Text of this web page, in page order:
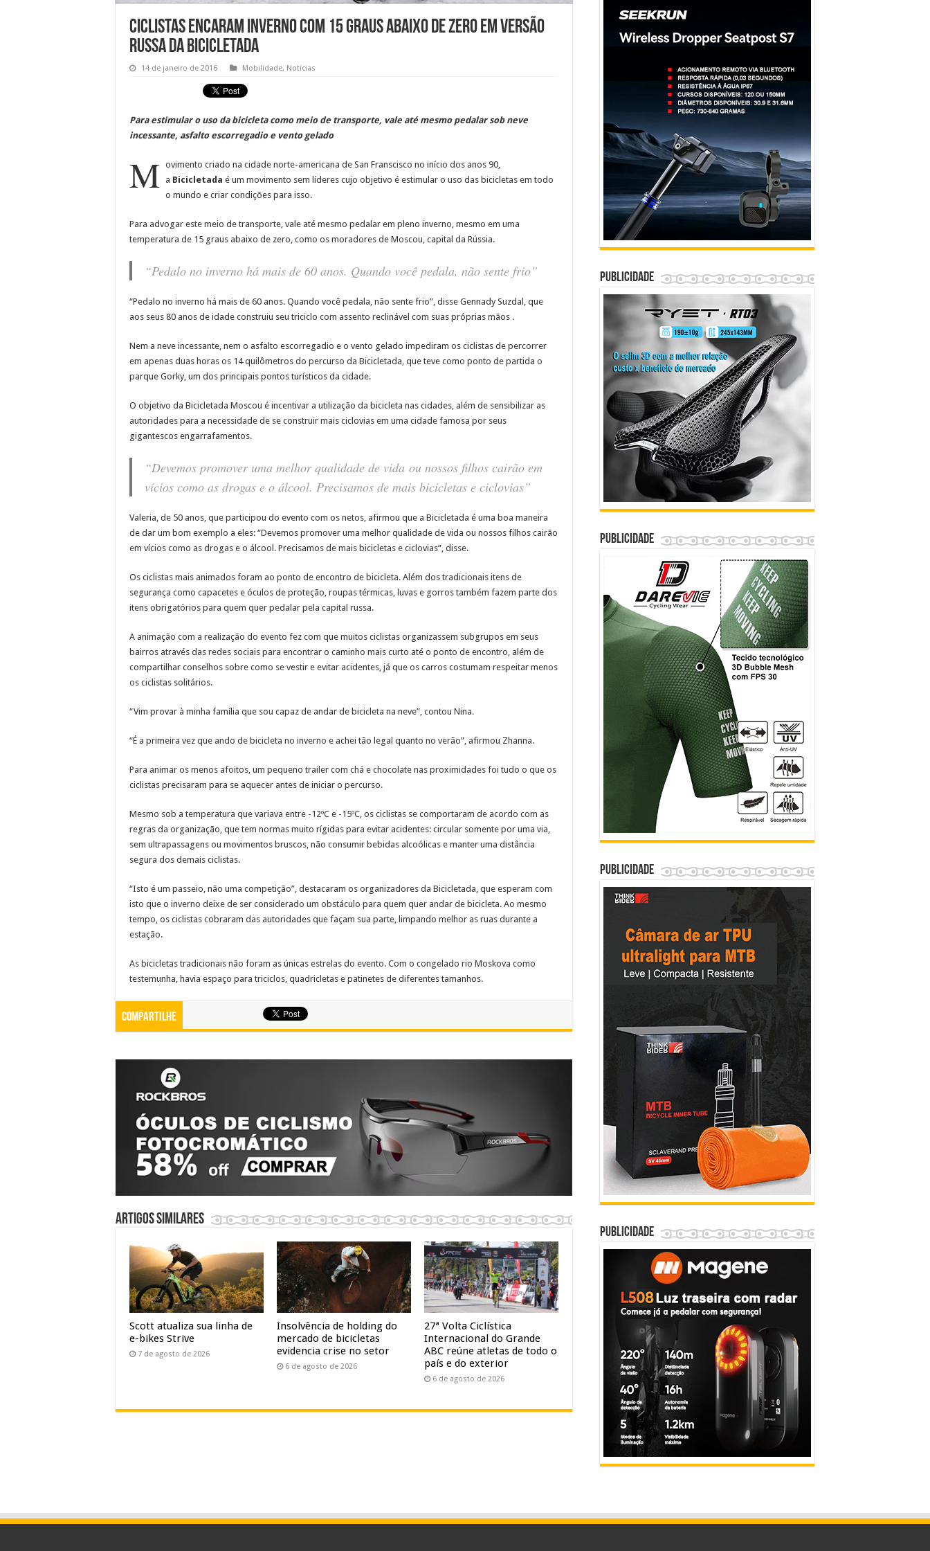
Ciclistas encaram inverno com 15 graus abaixo de zero em versão
russa da Bicicletada
14 de janeiro de 2016 Mobilidade, Notícias
Para estimular o uso da bicicleta como meio de transporte, vale até mesmo pedalar sob neve
incessante, asfalto escorregadio e vento gelado
M ovimento criado na cidade norte-americana de San Franscisco no início dos anos 90,
a Bicicletada é um movimento sem líderes cujo objetivo é estimular o uso das bicicletas em todo
o mundo e criar condições para isso.
Para advogar este meio de transporte, vale até mesmo pedalar em pleno inverno, mesmo em uma
temperatura de 15 graus abaixo de zero, como os moradores de Moscou, capital da Rússia.
“Pedalo no inverno há mais de 60 anos. Quando você pedala, não sente frio”
“Pedalo no inverno há mais de 60 anos. Quando você pedala, não sente frio”, disse Gennady Suzdal, que
aos seus 80 anos de idade construiu seu triciclo com assento reclinável com suas próprias mãos .
Nem a neve incessante, nem o asfalto escorregadio e o vento gelado impediram os ciclistas de percorrer
em apenas duas horas os 14 quilômetros do percurso da Bicicletada, que teve como ponto de partida o
parque Gorky, um dos principais pontos turísticos da cidade.
O objetivo da Bicicletada Moscou é incentivar a utilização da bicicleta nas cidades, além de sensibilizar as
autoridades para a necessidade de se construir mais ciclovias em uma cidade famosa por seus
gigantescos engarrafamentos.
“Devemos promover uma melhor qualidade de vida ou nossos filhos cairão em
vícios como as drogas e o álcool. Precisamos de mais bicicletas e ciclovias”
Valeria, de 50 anos, que participou do evento com os netos, afirmou que a Bicicletada é uma boa maneira
de dar um bom exemplo a eles: “Devemos promover uma melhor qualidade de vida ou nossos filhos cairão
em vícios como as drogas e o álcool. Precisamos de mais bicicletas e ciclovias”, disse.
Os ciclistas mais animados foram ao ponto de encontro de bicicleta. Além dos tradicionais itens de
segurança como capacetes e óculos de proteção, roupas térmicas, luvas e gorros também fazem parte dos
itens obrigatórios para quem quer pedalar pela capital russa.
A animação com a realização do evento fez com que muitos ciclistas organizassem subgrupos em seus
bairros através das redes sociais para encontrar o caminho mais curto até o ponto de encontro, além de
compartilhar conselhos sobre como se vestir e evitar acidentes, já que os carros costumam respeitar menos
os ciclistas solitários.
“Vim provar à minha família que sou capaz de andar de bicicleta na neve”, contou Nina.
“É a primeira vez que ando de bicicleta no inverno e achei tão legal quanto no verão”, afirmou Zhanna.
Para animar os menos afoitos, um pequeno trailer com chá e chocolate nas proximidades foi tudo o que os
ciclistas precisaram para se aquecer antes de iniciar o percurso.
Mesmo sob a temperatura que variava entre -12ºC e -15ºC, os ciclistas se comportaram de acordo com as
regras da organização, que tem normas muito rígidas para evitar acidentes: circular somente por uma via,
sem ultrapassagens ou movimentos bruscos, não consumir bebidas alcoólicas e manter uma distância
segura dos demais ciclistas.
“Isto é um passeio, não uma competição”, destacaram os organizadores da Bicicletada, que esperam com
isto que o inverno deixe de ser considerado um obstáculo para quem quer andar de bicicleta. Ao mesmo
tempo, os ciclistas cobraram das autoridades que façam sua parte, limpando melhor as ruas durante a
estação.
As bicicletas tradicionais não foram as únicas estrelas do evento. Com o congelado rio Moskova como
testemunha, havia espaço para triciclos, quadricletas e patinetes de diferentes tamanhos.
Compartilhe
Artigos similares
Scott atualiza sua linha de
e-bikes Strive
7 de agosto de 2026
Insolvência de holding do
mercado de bicicletas
evidencia crise no setor
6 de agosto de 2026
27ª Volta Ciclística
Internacional do Grande
ABC reúne atletas de todo o
país e do exterior
6 de agosto de 2026
Publicidade
Publicidade
Publicidade
Publicidade